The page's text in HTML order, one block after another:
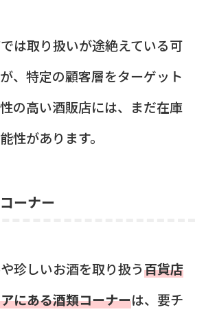
は取り扱いが途絶えている可
、特定の顧客層をターゲット
の高い酒販店には、まだ在庫
性があります。
ーナー
珍しいお酒を取り扱う百貨店
にある酒類コーナーは、要チ